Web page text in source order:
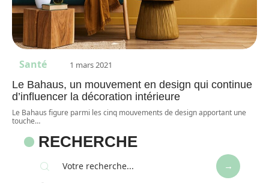
Santé 1 mars 2021
Le Bahaus, un mouvement en design qui continue
d’influencer la décoration intérieure
Le Bahaus figure parmi les cinq mouvements de design apportant une
touche…
RECHERCHE